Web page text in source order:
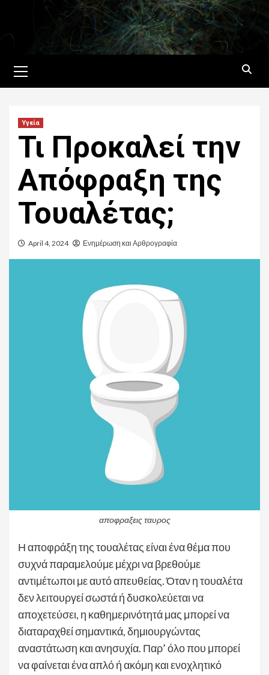
content
Menu
Υγεία
Τι Προκαλεί την
Απόφραξη της
Τουαλέτας;
April 4, 2024 Ενημέρωση και Αρθρογραφία
αποφραξεις ταυρος
Η αποφράξη της τουαλέτας είναι ένα θέμα που
συχνά παραμελούμε μέχρι να βρεθούμε
αντιμέτωποι με αυτό απευθείας. Όταν η τουαλέτα
δεν λειτουργεί σωστά ή δυσκολεύεται να
αποχετεύσει, η καθημερινότητά μας μπορεί να
διαταραχθεί σημαντικά, δημιουργώντας
αναστάτωση και ανησυχία. Παρ’ όλο που μπορεί
να φαίνεται ένα απλό ή ακόμη και ενοχλητικό